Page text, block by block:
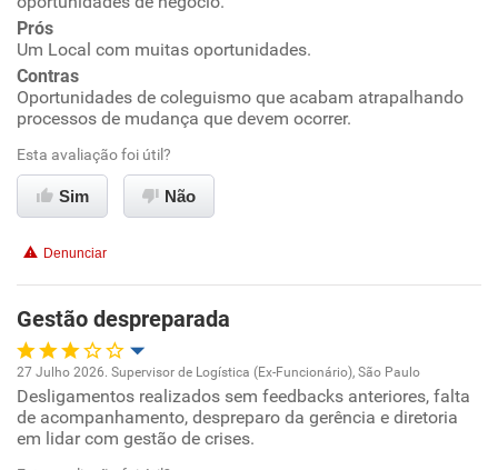
Ambiente de trabalho
Conciliação com a vida familiar
Benefícios
Não recomenda esta empresa
Prós
Um Local com muitas oportunidades.
Contras
Oportunidades de coleguismo que acabam atrapalhando
processos de mudança que devem ocorrer.
Esta avaliação foi útil?
Sim Não
Denunciar
Gestão despreparada
Oportunidade de promoção
Ambiente de trabalho
27 Julho 2026. Supervisor de Logística (Ex-Funcionário), São Paulo
Desligamentos realizados sem feedbacks anteriores, falta
de acompanhamento, despreparo da gerência e diretoria
em lidar com gestão de crises.